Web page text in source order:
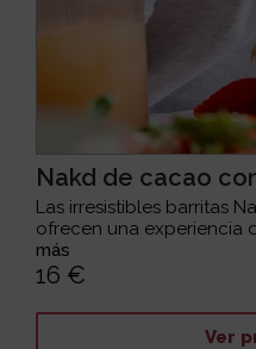
Nakd de cacao
Las irresistibles barritas
ofrecen una experiencia
más
16 €
Ver